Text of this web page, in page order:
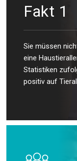
Fakt 1
Sie müssen
eine
Statistiken
positiv auf